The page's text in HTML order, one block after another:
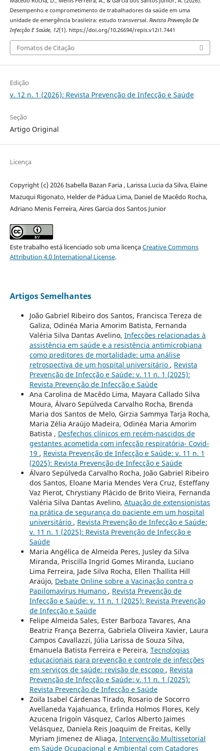
Desempenho e comprometimento de trabalhadores da saúde em uma
unidade de emergência brasileira: estudo transversal. Revista Prevenção De
Infecção E Saúde, 12(1). https://doi.org/10.26694/repis.v12i1.7441
Fomatos de Citação
Edição
v. 12 n. 1 (2026): Revista Prevenção de Infecção e Saúde
Seção
Artigo Original
Licença
Copyright (c) 2026 Isabella Bazan Faria , Larissa Lucia da Silva, Elaine
Mazuqui Rigonato, Helder de Pádua Lima, Daniel de Macêdo Rocha,
Adriano Menis Ferreira, Aires Garcia dos Santos Junior
Este trabalho está licenciado sob uma licençaCreative Commons
Attribution 4.0 International License.
Artigos Semelhantes
João Gabriel Ribeiro dos Santos, Francisca Tereza de
Galiza, Odinéa Maria Amorim Batista, Fernanda
Valéria Silva Dantas Avelino, Infecções relacionadas à
assistência em saúde e a resistência antimicrobiana
como preditores de mortalidade: uma análise
retrospectiva de um hospital universitário , Revista
Prevenção de Infecção e Saúde: v. 11 n. 1 (2025):
Revista Prevenção de Infecção e Saúde
Ana Carolina de Macêdo Lima, Mayara Callado Silva
Moura, Álvaro Sepúlveda Carvalho Rocha, Brenda
Maria dos Santos de Melo, Girzia Sammya Tarja Rocha,
Maria Zélia Araújo Madeira, Odinéa Maria Amorim
Batista , Desfechos clínicos em recém-nascidos de
gestantes acometida com infecção respiratória- Covid-
19 , Revista Prevenção de Infecção e Saúde: v. 11 n. 1
(2025): Revista Prevenção de Infecção e Saúde
Álvaro Sepúlveda Carvalho Rocha, João Gabriel Ribeiro
dos Santos, Eloane Maria Mendes Vera Cruz, Esteffany
Vaz Pierot, Chrystiany Plácido de Brito Vieira, Fernanda
Valéria Silva Dantas Avelino, Atuação de extensionistas
na prática de segurança do paciente em um hospital
universitário , Revista Prevenção de Infecção e Saúde:
v. 11 n. 1 (2025): Revista Prevenção de Infecção e
Saúde
Maria Angélica de Almeida Peres, Jusley da Silva
Miranda, Priscilla Ingrid Gomes Miranda, Luciano
Lima Ferreira, Jade Silva Rocha, Ellen Thallita Hill
Araújo, Debate Online sobre a Vacinação contra o
Papilomavírus Humano , Revista Prevenção de
Infecção e Saúde: v. 11 n. 1 (2025): Revista Prevenção
de Infecção e Saúde
Felipe Almeida Sales, Ester Barboza Tavares, Ana
Beatriz França Bezerra, Gabriela Oliveira Xavier, Laura
Campos Cavallazzi, Júlia Larissa de Souza Silva,
Emanuela Batista Ferreira e Pereira, Tecnologias
educacionais para prevenção e controle de infecções
em serviços de saúde: revisão de escopo , Revista
Prevenção de Infecção e Saúde: v. 11 n. 1 (2025):
Revista Prevenção de Infecção e Saúde
Zoila Isabel Cárdenas Tirado, Rosario de Socorro
Avellaneda Yajahuanca, Erlinda Holmos Flores, Kely
Azucena Irigoín Vásquez, Carlos Alberto Jaimes
Velásquez, Daniela Reis Joaquim de Freitas, Kelly
Myriam Jimenez de Aliaga, Intervenção Multissetorial
em Saúde Ocupacional e Ambiental com Catadores